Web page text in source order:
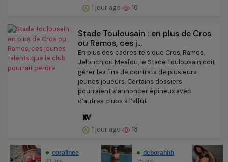
1 jour ago 18
Stade Toulousain : en plus de Cros
ou Ramos, ces j...
En plus des cadres tels que Cros, Ramos,
Jelonch ou Meafou, le Stade Toulousain doit
gérer les fins de contrats de plusieurs
jeunes joueurs. Certains dossiers
pourraient s’annoncer épineux avec
d’autres clubs à l’affût.
1 jour ago 18